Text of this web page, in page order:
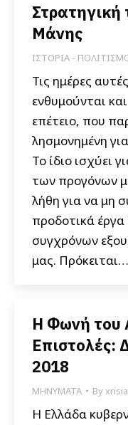
Στρατηγική
Μάνης
ΙΣΤΟΡΙΑ -
Τις ημέρες
ενθυμούνται
επέτειο, που
λησμονημένη
Το ίδιο ισχύει
των προγόνων
λήθη για να μη
προδοτικά έργα
συγχρόνων
μας. Πρόκειται…
Η Φωνή του
Επιστολές:
2018
ΜΗΝΥΜΑΤΑ By
Η Ελλάδα